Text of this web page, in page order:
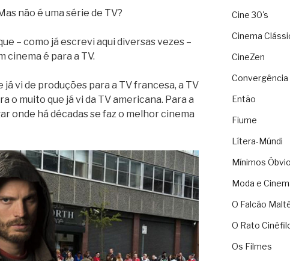
não é uma série de TV?
– como já escrevi aqui diversas vezes –
cinema é para a TV.
já vi de produções para a TV francesa, a TV
o muito que já vi da TV americana. Para a
onde há décadas se faz o melhor cinema
Cine 30's
Cinema
CineZen
Convergência
Então
Fiume
Lítera-Múndi
Mínimos
Moda e
O Falcão
O Rato
Os Filmes